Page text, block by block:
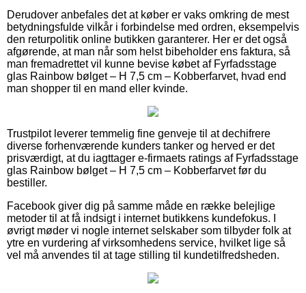
Derudover anbefales det at køber er vaks omkring de mest
betydningsfulde vilkår i forbindelse med ordren, eksempelvis
den returpolitik online butikken garanterer. Her er det også
afgørende, at man når som helst bibeholder ens faktura, så
man fremadrettet vil kunne bevise købet af Fyrfadsstage
glas Rainbow bølget – H 7,5 cm – Kobberfarvet, hvad end
man shopper til en mand eller kvinde.
Trustpilot leverer temmelig fine genveje til at dechifrere
diverse forhenværende kunders tanker og herved er det
prisværdigt, at du iagttager e-firmaets ratings af Fyrfadsstage
glas Rainbow bølget – H 7,5 cm – Kobberfarvet før du
bestiller.
Facebook giver dig på samme måde en række belejlige
metoder til at få indsigt i internet butikkens kundefokus. I
øvrigt møder vi nogle internet selskaber som tilbyder folk at
ytre en vurdering af virksomhedens service, hvilket lige så
vel må anvendes til at tage stilling til kundetilfredsheden.